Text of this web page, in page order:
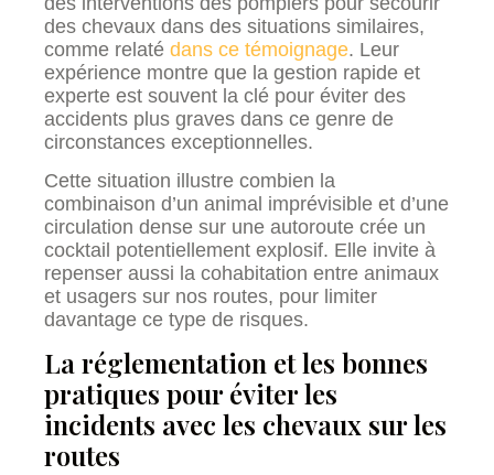
des chevaux dans des situations similaires,
comme relaté dans ce témoignage. Leur
expérience montre que la gestion rapide et
experte est souvent la clé pour éviter des
accidents plus graves dans ce genre de
circonstances exceptionnelles.
Cette situation illustre combien la
combinaison d’un animal imprévisible et d’une
circulation dense sur une autoroute crée un
cocktail potentiellement explosif. Elle invite à
repenser aussi la cohabitation entre animaux
et usagers sur nos routes, pour limiter
davantage ce type de risques.
La réglementation et les bonnes
pratiques pour éviter les
incidents avec les chevaux sur les
routes